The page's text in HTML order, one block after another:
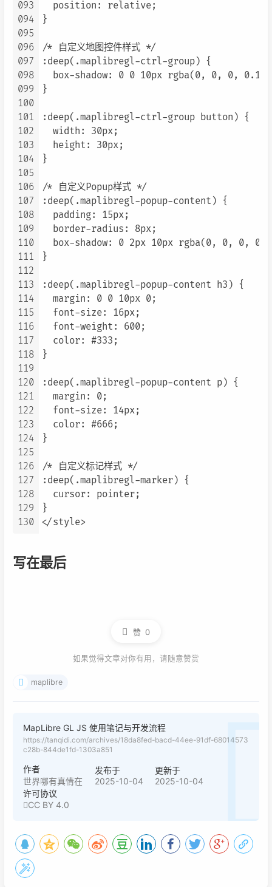
093
094
095
096
097
098
099
100
101
102
103
104
105
106
107
108
109
110
111
112
113
114
115
116
117
118
119
120
121
122
123
124
125
126
127
128
129
130
  position: relative;
}
/* 自定义地图控件样式 */
:deep(.maplibregl-ctrl-group) {
box-shadow: 0 0 10px rgba(0, 0, 0,
}
:deep(.maplibregl-ctrl-group button) {
  width: 30px;
  height: 30px;
}
/* 自定义Popup样式 */
:deep(.maplibregl-popup-content) {
  padding: 15px;
  border-radius: 8px;
box-shadow: 0 2px 10px rgba(0, 0, 0,
}
:deep(.maplibregl-popup-content h3) {
  margin: 0 0 10px 0;
  font-size: 16px;
  font-weight: 600;
  color: #333;
}
:deep(.maplibregl-popup-content p) {
  margin: 0;
  font-size: 14px;
  color: #666;
}
/* 自定义标记样式 */
:deep(.maplibregl-marker) {
  cursor: pointer;
}
写在最后
赞 0
如果觉得文章对你有用，请随意赞赏
maplibre
MapLibre GL JS 使用笔记与开发流程
https://tanqidi.com/archives/18da8fed-bacd-44ee-91df-68014573
c28b-844de1fd-1303a851
作者
世界哪有真情在
发布于
2025-10-04
更新于
2025-10-04
许可协议
CC BY 4.0